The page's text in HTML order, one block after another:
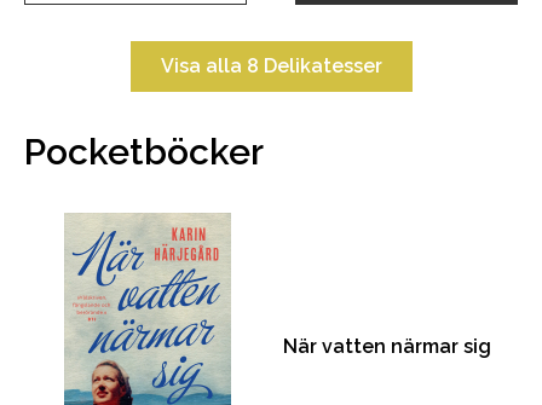
Visa alla 8 Delikatesser
Pocketböcker
När vatten närmar sig